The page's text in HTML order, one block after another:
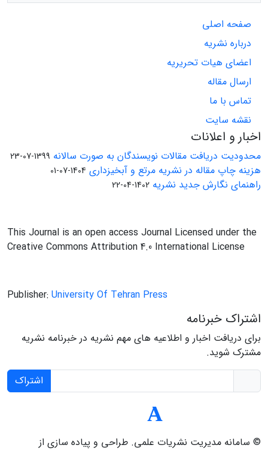
صفحه اصلی
درباره نشریه
اعضای هیات تحریریه
ارسال مقاله
تماس با ما
نقشه سایت
اخبار و اعلانات
محدودیت دریافت مقالات نویسندگان به صورت سالانه 1399-07-23
هزینه چاپ مقاله در نشریه مرتع و آبخیزداری 1404-07-01
راهنمای نگارش جدید نشریه 1402-04-22
This Journal is an open access Journal Licensed under the
Creative Commons Attribution 4.0 International License
Publisher: University Of Tehran Press
اشتراک خبرنامه
برای دریافت اخبار و اطلاعیه های مهم نشریه در خبرنامه نشریه
مشترک شوید.
اشتراک
© سامانه مدیریت نشریات علمی. طراحی و پیاده سازی از